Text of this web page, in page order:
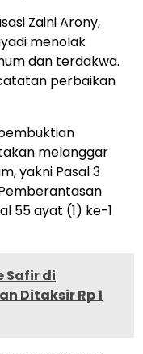
Zaini Arony,
menolak
dan terdakwa.
perbaikan
melanggar
yakni Pasal 3
55 ayat (1) ke-1
Safir di
Ditaksir Rp 1